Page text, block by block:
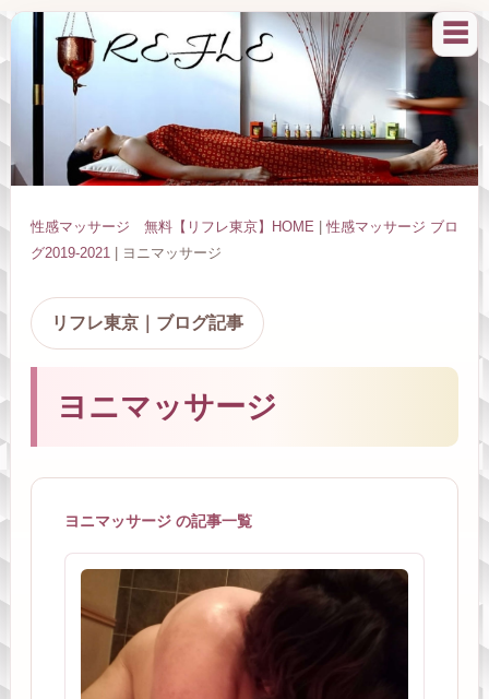
☰
性感マッサージ 無料【リフレ東京】HOME
性感マッサージ ブロ
グ2019-2021
| ヨニマッサージ
リフレ東京｜ブログ記事
ヨニマッサージ
ヨニマッサージ の記事一覧